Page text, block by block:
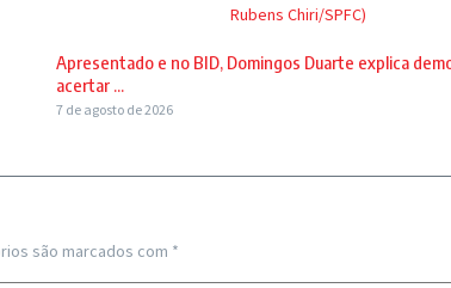
Rubens Chiri/SPFC)
Apresentado e no BID, Domingos Duarte explica
acertar ...
7 de agosto de 2026
são marcados com *